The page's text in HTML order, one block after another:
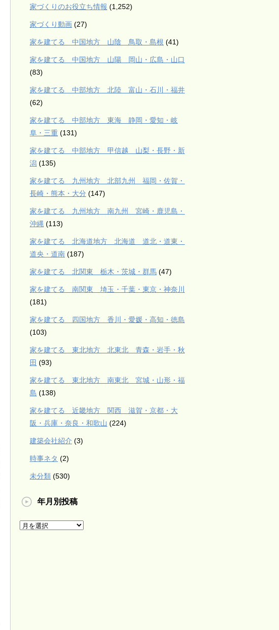
家づくりのお役立ち情報 (1,252)
家づくり動画 (27)
家を建てる 中国地方 山陰 鳥取・島根 (41)
家を建てる 中国地方 山陽 岡山・広島・山口
(83)
家を建てる 中部地方 北陸 富山・石川・福井
(62)
家を建てる 中部地方 東海 静岡・愛知・岐
阜・三重 (131)
家を建てる 中部地方 甲信越 山梨・長野・新
潟 (135)
家を建てる 九州地方 北部九州 福岡・佐賀・
長崎・熊本・大分 (147)
家を建てる 九州地方 南九州 宮崎・鹿児島・
沖縄 (113)
家を建てる 北海道地方 北海道 道北・道東・
道央・道南 (187)
家を建てる 北関東 栃木・茨城・群馬 (47)
家を建てる 南関東 埼玉・千葉・東京・神奈川
(181)
家を建てる 四国地方 香川・愛媛・高知・徳島
(103)
家を建てる 東北地方 北東北 青森・岩手・秋
田 (93)
家を建てる 東北地方 南東北 宮城・山形・福
島 (138)
家を建てる 近畿地方 関西 滋賀・京都・大
阪・兵庫・奈良・和歌山 (224)
建築会社紹介 (3)
時事ネタ (2)
未分類 (530)
年月別投稿